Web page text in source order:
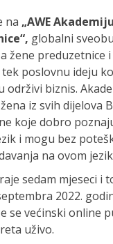
na „AWE
globalni
žene preduzetnice
poslovnu ideju
održivi biznis.
iz svih dijelova
koje dobro
i mogu bez
na ovom
sedam mjeseci i
2022.
se većinski online
uživo.